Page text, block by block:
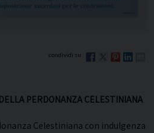
DELLA PERDONANZA CELESTINIANA
Celestiniana con indulgenza